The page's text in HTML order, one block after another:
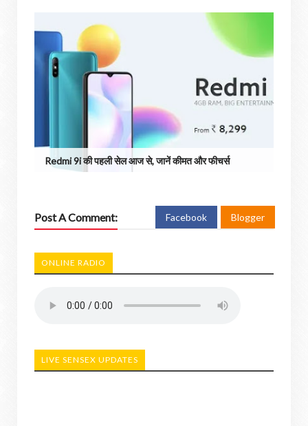
Redmi 9i की पहली सेल आज से, जानें कीमत और फीचर्स
Post A Comment: Facebook Blogger
ONLINE RADIO
LIVE SENSEX UPDATES